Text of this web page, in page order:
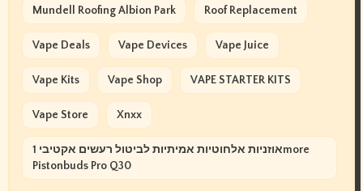
Mundell Roofing Albion Park Roof Replacement
Vape Deals Vape Devices Vape Juice
Vape Kits Vape Shop VAPE STARTER KITS
Vape Store Xnxx
אוזניות אלחוטיות אמיתיות לביטול רעשים אקטיבי 1more
Pistonbuds Pro Q30